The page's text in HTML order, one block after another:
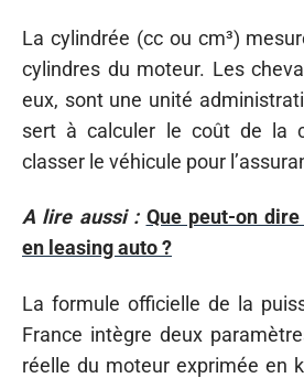
La cylindrée (cc ou cm³)
cylindres du moteur. Les
eux, sont une unité
sert à calculer le coût de la
classer le véhicule pour
A lire aussi : Que peut-on
en leasing auto ?
La formule officielle de la
France intègre deux
réelle du moteur exprimée en